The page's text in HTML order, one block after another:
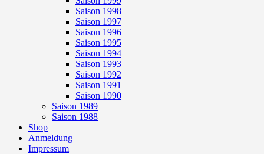
Saison 1998
Saison 1997
Saison 1996
Saison 1995
Saison 1994
Saison 1993
Saison 1992
Saison 1991
Saison 1990
Saison 1989
Saison 1988
Shop
Anmeldung
Impressum